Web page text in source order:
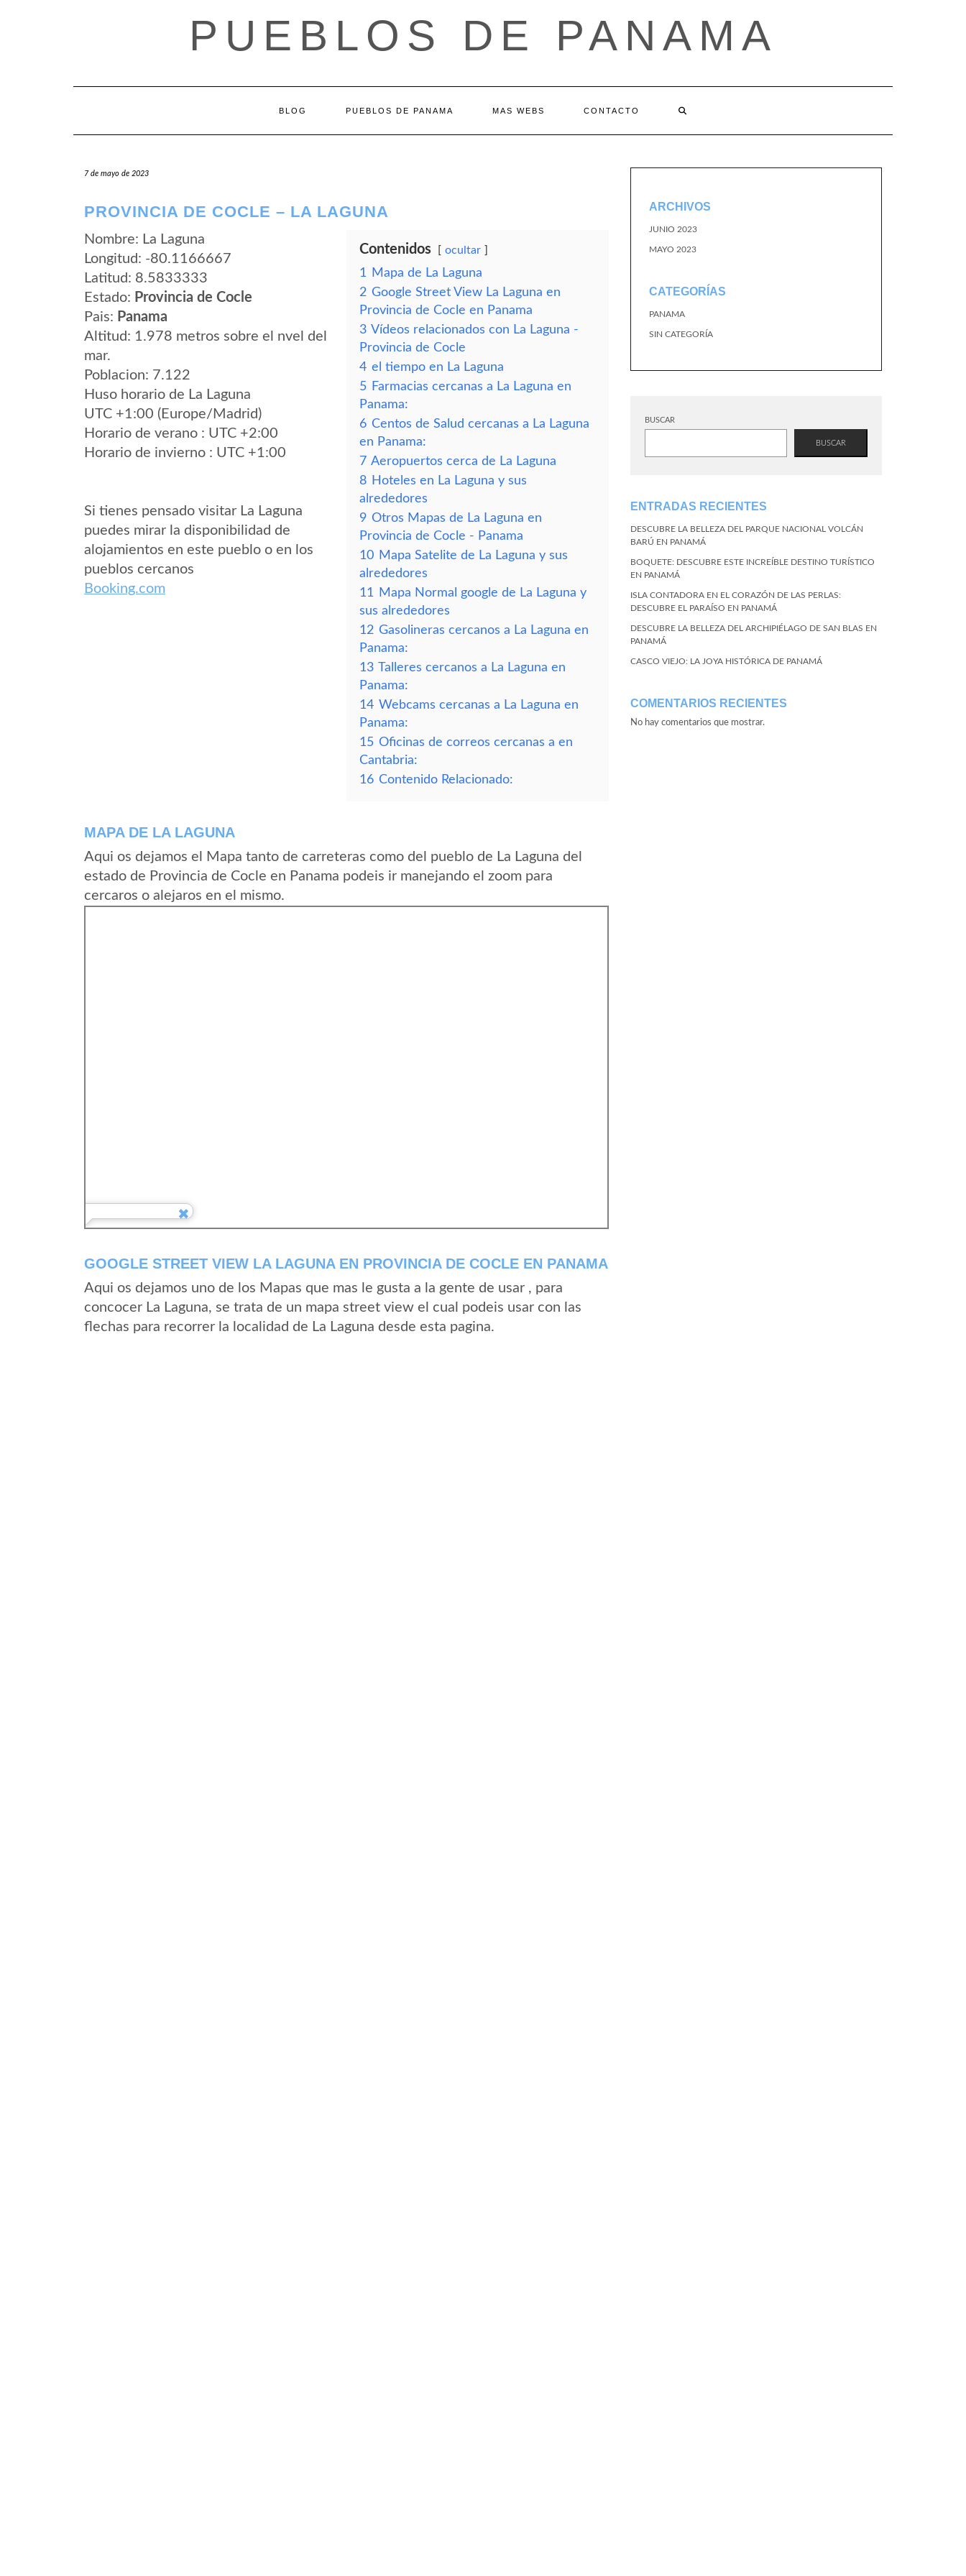
PUEBLOS DE PANAMA
BLOG PUEBLOS DE PANAMA MAS WEBS CONTACTO
7 de mayo de 2023
PROVINCIA DE COCLE – LA LAGUNA
Nombre: La Laguna
Longitud: -80.1166667
Latitud: 8.5833333
Estado: Provincia de Cocle
Pais: Panama
Altitud: 1.978 metros sobre el nvel del
mar.
Poblacion: 7.122
Huso horario de La Laguna
UTC +1:00 (Europe/Madrid)
Horario de verano : UTC +2:00
Horario de invierno : UTC +1:00
Si tienes pensado visitar La Laguna
puedes mirar la disponibilidad de
alojamientos en este pueblo o en los
pueblos cercanos
Booking.com
Contenidos ocultar
1
Mapa de La Laguna
2 Google Street View La Laguna en
Provincia de Cocle en Panama
3 Vídeos relacionados con La Laguna -
Provincia de Cocle
4 el tiempo en La Laguna
5 Farmacias cercanas a La Laguna en
Panama:
6 Centos de Salud cercanas a La Laguna
en Panama:
7 Aeropuertos cerca de La Laguna
8 Hoteles en La Laguna y sus
alrededores
9 Otros Mapas de La Laguna en
Provincia de Cocle - Panama
10 Mapa Satelite de La Laguna y sus
alrededores
11
Mapa Normal google de La Laguna y
sus alrededores
12 Gasolineras cercanos a La Laguna en
Panama:
13 Talleres cercanos a La Laguna en
Panama:
14 Webcams cercanas a La Laguna en
Panama:
15 Oficinas de correos cercanas a en
Cantabria:
16 Contenido Relacionado:
MAPA DE LA LAGUNA
Aqui os dejamos el Mapa tanto de carreteras como del pueblo de La Laguna del
estado de Provincia de Cocle en Panama podeis ir manejando el zoom para
cercaros o alejaros en el mismo.
GOOGLE STREET VIEW LA LAGUNA EN PROVINCIA DE COCLE EN PANAMA
Aqui os dejamos uno de los Mapas que mas le gusta a la gente de usar , para
concocer La Laguna, se trata de un mapa street view el cual podeis usar con las
flechas para recorrer la localidad de La Laguna desde esta pagina.
ARCHIVOS
JUNIO 2023
MAYO 2023
CATEGORÍAS
PANAMA
SIN CATEGORÍA
BUSCAR
BUSCAR
ENTRADAS RECIENTES
DESCUBRE LA BELLEZA DEL PARQUE NACIONAL VOLCÁN
BARÚ EN PANAMÁ
BOQUETE: DESCUBRE ESTE INCREÍBLE DESTINO TURÍSTICO
EN PANAMÁ
ISLA CONTADORA EN EL CORAZÓN DE LAS PERLAS:
DESCUBRE EL PARAÍSO EN PANAMÁ
DESCUBRE LA BELLEZA DEL ARCHIPIÉLAGO DE SAN BLAS EN
PANAMÁ
CASCO VIEJO: LA JOYA HISTÓRICA DE PANAMÁ
COMENTARIOS RECIENTES
No hay comentarios que mostrar.